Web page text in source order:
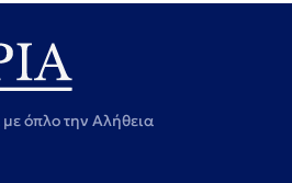
όπλο την Αλήθεια